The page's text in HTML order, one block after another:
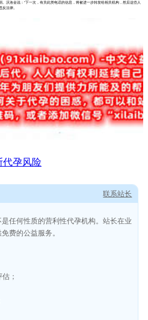
沃洛金说："下一次，有关此类电话的信息，将被进一步转发给相关机构，然后这些人
反法律。
代孕风险
任何性质的营利性代孕机构。站长在业
费的公益服务。
；
联系站长